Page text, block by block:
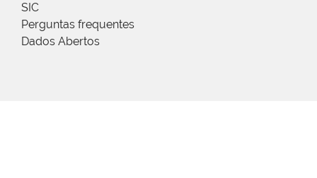
SIC
Perguntas frequentes
Dados Abertos